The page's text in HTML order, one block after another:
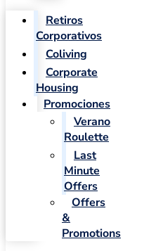
Retiros
Corporativos
Coliving
Corporate
Housing
Promociones
Verano
Roulette
Last
Minute
Offers
Offers
&
Promotions